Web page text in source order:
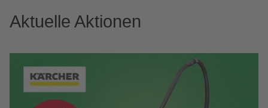
Aktuelle Aktionen